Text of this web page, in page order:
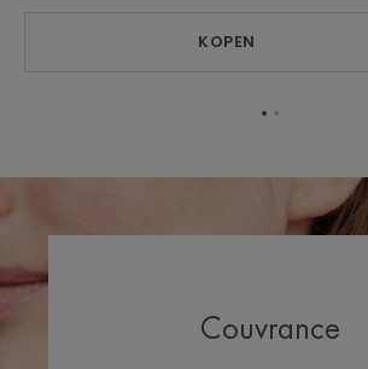
KOPEN
item
item
Couvrance